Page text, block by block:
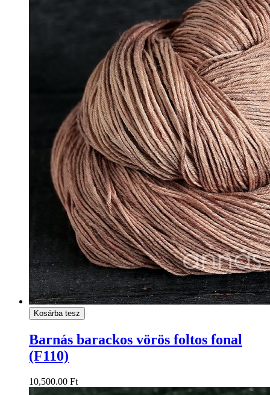
Kosárba tesz
Barnás barackos vörös foltos fonal
(F110)
10,500.00 Ft